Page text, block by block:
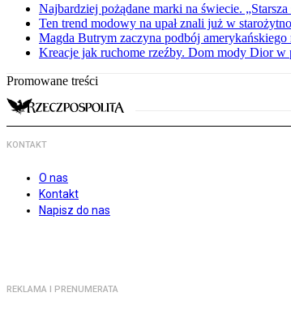
Najbardziej pożądane marki na świecie.
Ten trend modowy na upał znali już w
Magda Butrym zaczyna podbój
Kreacje jak ruchome rzeźby. Dom mody Dior w
Promowane treści
KONTAKT
O nas
Kontakt
Napisz do nas
REKLAMA I PRENUMERATA